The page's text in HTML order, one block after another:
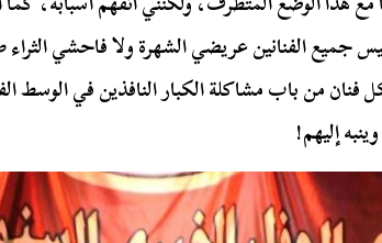
جميع الفنانين عريضي الشهرة ولا فاحشي الثراء
فنان من باب مشاكلة الكبار النافذين في الوسط
إليهم!